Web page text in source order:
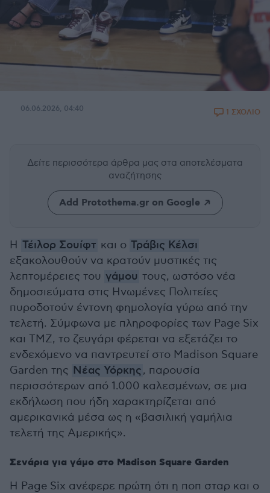
06.06.2026, 04:40 1 ΣΧΟΛΙΟ
Δείτε περισσότερα άρθρα μας στα αποτελέσματα
αναζήτησης
Add Protothema.gr on Google
Η Τέιλορ Σουίφτ και ο Τράβις Κέλσι
εξακολουθούν να κρατούν μυστικές τις
λεπτομέρειες του γάμου τους, ωστόσο νέα
δημοσιεύματα στις Ηνωμένες Πολιτείες
πυροδοτούν έντονη φημολογία γύρω από την
τελετή. Σύμφωνα με πληροφορίες των Page Six
και TMZ, το ζευγάρι φέρεται να εξετάζει το
ενδεχόμενο να παντρευτεί στο Madison Square
Garden της Νέας Υόρκης, παρουσία
περισσότερων από 1.000 καλεσμένων, σε μια
εκδήλωση που ήδη χαρακτηρίζεται από
αμερικανικά μέσα ως η «βασιλική γαμήλια
τελετή της Αμερικής».
Σενάρια για γάμο στο Madison Square Garden
Η Page Six ανέφερε πρώτη ότι η ποπ σταρ και ο